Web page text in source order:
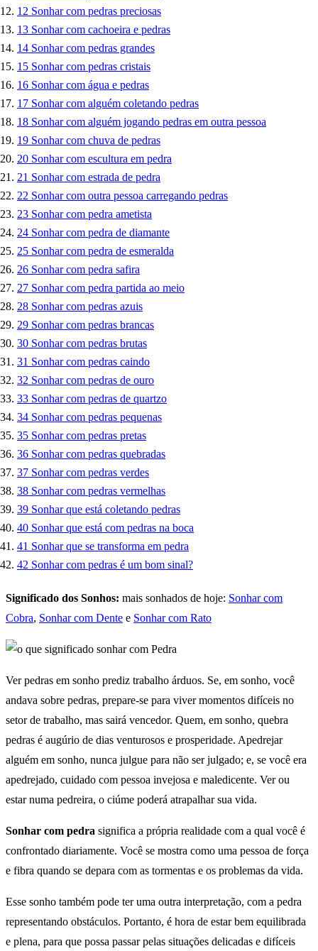
12 Sonhar com pedras preciosas
13 Sonhar com cachoeira e pedras
14 Sonhar com pedras grandes
15 Sonhar com pedras cristais
16 Sonhar com água e pedras
17 Sonhar com alguém coletando pedras
18 Sonhar com alguém jogando pedras em outra pessoa
19 Sonhar com chuva de pedras
20 Sonhar com escultura em pedra
21 Sonhar com estrada de pedra
22 Sonhar com outra pessoa carregando pedras
23 Sonhar com pedra ametista
24 Sonhar com pedra de diamante
25 Sonhar com pedra de esmeralda
26 Sonhar com pedra safira
27 Sonhar com pedra partida ao meio
28 Sonhar com pedras azuis
29 Sonhar com pedras brancas
30 Sonhar com pedras brutas
31 Sonhar com pedras caindo
32 Sonhar com pedras de ouro
33 Sonhar com pedras de quartzo
34 Sonhar com pedras pequenas
35 Sonhar com pedras pretas
36 Sonhar com pedras quebradas
37 Sonhar com pedras verdes
38 Sonhar com pedras vermelhas
39 Sonhar que está coletando pedras
40 Sonhar que está com pedras na boca
41 Sonhar que se transforma em pedra
42 Sonhar com pedras é um bom sinal?
Significado dos Sonhos: mais sonhados de hoje: Sonhar com
Cobra, Sonhar com Dente e Sonhar com Rato
Ver pedras em sonho prediz trabalho árduos. Se, em sonho, você
andava sobre pedras, prepare-se para viver momentos difíceis no
setor de trabalho, mas sairá vencedor. Quem, em sonho, quebra
pedras é augúrio de dias venturosos e prosperidade. Apedrejar
alguém em sonho, nunca julgue para não ser julgado; e, se você era
apedrejado, cuidado com pessoa invejosa e maledicente. Ver ou
estar numa pedreira, o ciúme poderá atrapalhar sua vida.
Sonhar com pedra significa a própria realidade com a qual você é
confrontado diariamente. Você se mostra como uma pessoa de força
e fibra quando se depara com as tormentas e os problemas da vida.
Esse sonho também pode ter uma outra interpretação, com a pedra
representando obstáculos. Portanto, é hora de estar bem equilibrada
e plena, para que possa passar pelas situações delicadas e difíceis